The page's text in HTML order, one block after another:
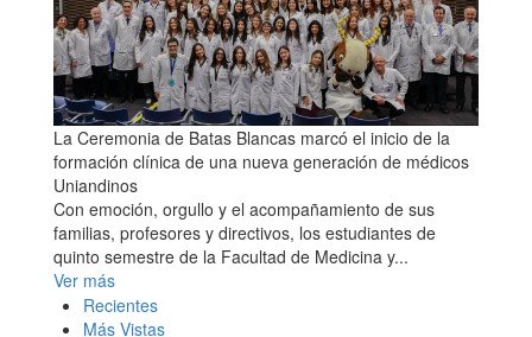
La Ceremonia de Batas Blancas marcó el inicio de la
formación clínica de una nueva generación de médicos
Uniandinos
Con emoción, orgullo y el acompañamiento de sus
familias, profesores y directivos, los estudiantes de
quinto semestre de la Facultad de Medicina y...
Ver más
Recientes
Más Vistas